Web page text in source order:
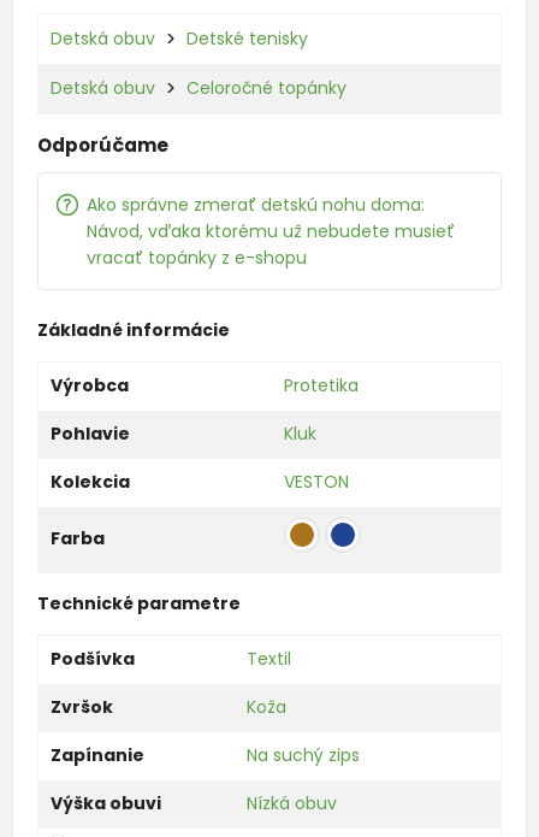
Detská obuv Detské tenisky
Detská obuv Celoročné topánky
Odporúčame
Ako správne zmerať detskú nohu doma:
Návod, vďaka ktorému už nebudete musieť
vracať topánky z e-shopu
Základné informácie
Výrobca
Protetika
Pohlavie
Kluk
Kolekcia
VESTON
Farba
Technické parametre
Podšívka
Textil
Zvršok
Koža
Zapínanie
Na suchý zips
Výška obuvi
Nízká obuv